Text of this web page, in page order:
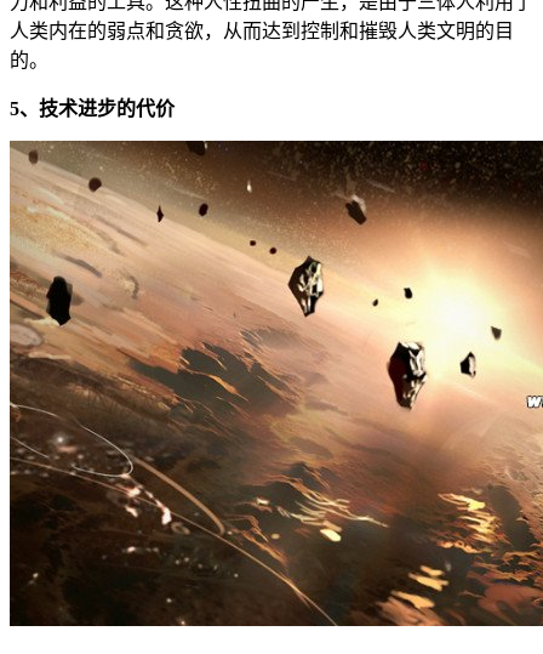
人类内在的弱点和贪欲，从而达到控制和摧毁人类文明的目
的。
5、技术进步的代价